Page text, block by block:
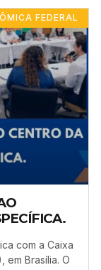
FEDERAL
com a Caixa
em Brasília. O